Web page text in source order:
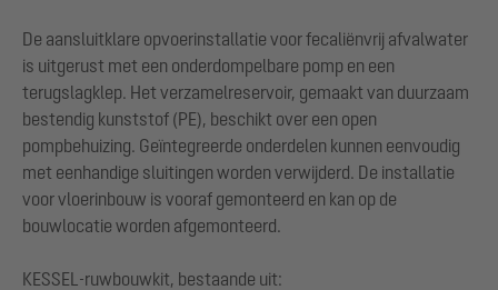
De aansluitklare opvoerinstallatie voor fecaliënvrij afvalwater
is uitgerust met een onderdompelbare pomp en een
terugslagklep. Het verzamelreservoir, gemaakt van duurzaam
bestendig kunststof (PE), beschikt over een open
pompbehuizing. Geïntegreerde onderdelen kunnen eenvoudig
met eenhandige sluitingen worden verwijderd. De installatie
voor vloerinbouw is vooraf gemonteerd en kan op de
bouwlocatie worden afgemonteerd.
KESSEL-ruwbouwkit, bestaande uit: